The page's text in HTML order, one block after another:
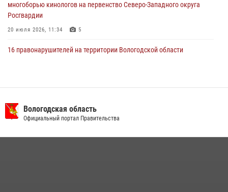
многоборью кинологов на первенство Северо-Западного округа
Росгвардии
20 июля 2026, 11:34 5
16 правонарушителей на территории Вологодской области
В Великом Устюге росгвардейцы задержали мужчин, устроивших
стрельбу
Вологодская область
Официальный портал Правительства